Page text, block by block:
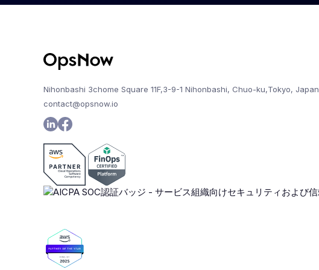
Nihonbashi 3chome Square 11F,3-9-1 Nihonbashi, Chuo-ku,Tokyo, Japan
contact@opsnow.io